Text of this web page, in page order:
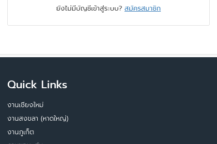
ยังไม่มีบัญชีเข้าสู่ระบบ? สมัครสมาชิก
Quick Links
งานเชียงใหม่
งานสงขลา (หาดใหญ่)
งานภูเก็ต